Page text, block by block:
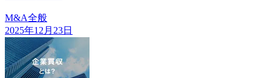
M&A全般
2025年12月23日